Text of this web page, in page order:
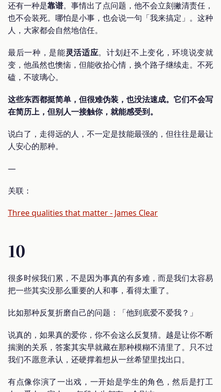
还有一种是靠谱。事情出了点问题，他不会立刻撇清责任，
也不会装死。哪怕是小事，也会说一句「我来搞定」。这种
人，大家都会自然地信任。
最后一种，是能灵活适应。计划赶不上变化，环境说变就
变，他虽然也懊恼，但能收拾心情，换个路子继续走。不死
磕，不玻璃心。
这些东西都挺简单，但很难伪装，也没法速成。它们不会写
在简历上，但别人一接触你，就能感受到。
说白了，走得远的人，不一定是技能最强的，但往往是最让
人安心的那种。
—
关联：
Three qualities that matter - James Clear
10
很多时候我们累，不是因为事真的有多难，而是我们太容易
把一些其实没那么重要的人和事，看得太重了。
比如那种反复折磨自己的问题：「他到底爱不爱我？」
说真的，如果真的爱你，你不会这么反复猜。越是让你不断
揣测的关系，答案其实早就藏在那种模糊不清里了。只不过
我们不愿意承认，还硬撑着想从一丝希望里找出口。
有点像你演了一出戏，一开始是学生的角色，然后是打工